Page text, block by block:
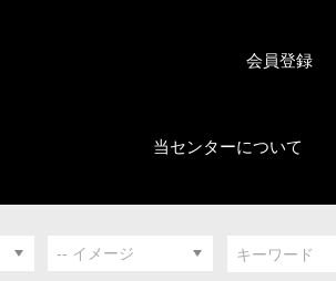
当センターについて
会員登録